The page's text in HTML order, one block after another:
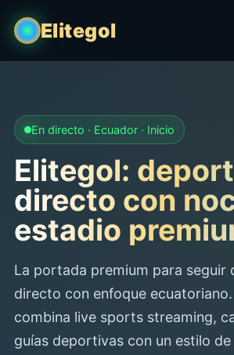
Elitegol
En directo · Ecuador · Inicio
Elitegol:
directo con
estadio
La portada premium para seguir
directo con enfoque
combina live sports streaming,
guías deportivas con un estilo